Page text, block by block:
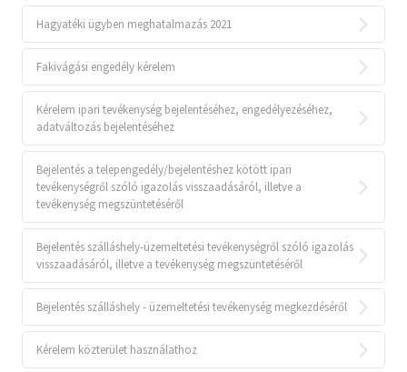
Hagyatéki ügyben meghatalmazás 2021
Fakivágási engedély kérelem
Kérelem ipari tevékenység bejelentéséhez, engedélyezéséhez,
adatváltozás bejelentéséhez
Bejelentés a telepengedély/bejelentéshez kötött ipari
tevékenységről szóló igazolás visszaadásáról, illetve a
tevékenység megszüntetéséről
Bejelentés szálláshely-üzemeltetési tevékenységről szóló igazolás
visszaadásáról, illetve a tevékenység megszüntetéséről
Bejelentés szálláshely - üzemeltetési tevékenység megkezdéséről
Kérelem közterület használathoz